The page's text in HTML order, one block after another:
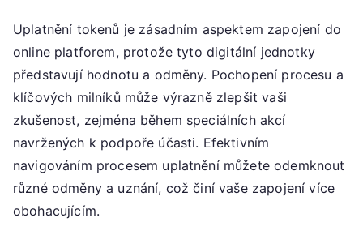
tokenů:
Webové
milníky
nároků,
zvláštní
milníky
Uplatnění tokenů je zásadním aspektem zapojení do
online platforem, protože tyto digitální jednotky
představují hodnotu a odměny. Pochopení procesu a
klíčových milníků může výrazně zlepšit vaši
zkušenost, zejména během speciálních akcí
navržených k podpoře účasti. Efektivním
navigováním procesem uplatnění můžete odemknout
různé odměny a uznání, což činí vaše zapojení více
obohacujícím.